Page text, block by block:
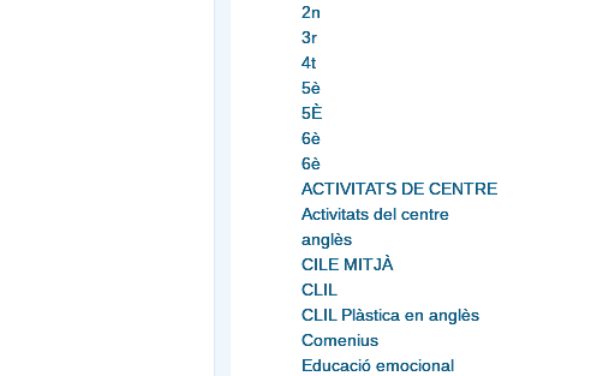
2n
3r
4t
5è
5È
6è
6è
ACTIVITATS DE CENTRE
Activitats del centre
anglès
CILE MITJÀ
CLIL
CLIL Plàstica en anglès
Comenius
Educació emocional